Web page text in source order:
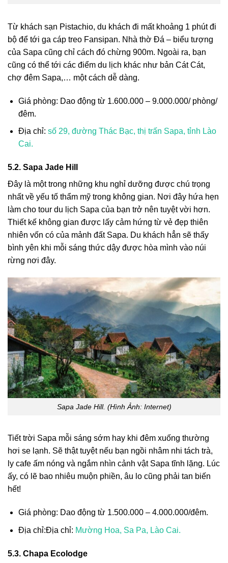
Từ khách sạn Pistachio, du khách đi mất khoảng 1 phút đi
bộ để tới ga cáp treo Fansipan. Nhà thờ Đá – biểu tượng
của Sapa cũng chỉ cách đó chừng 900m. Ngoài ra, bạn
cũng có thể tới các điểm du lịch khác như bản Cát Cát,
chợ đêm Sapa,… một cách dễ dàng.
Giá phòng: Dao động từ 1.600.000 – 9.000.000/ phòng/
đêm.
Địa chỉ: số 29, đường Thác Bạc, thị trấn Sapa, tỉnh Lào
Cai.
5.2. Sapa Jade Hill
Đây là một trong những khu nghỉ dưỡng được chú trọng
nhất về yếu tố thẩm mỹ trong không gian. Nơi đây hứa hẹn
làm cho tour du lịch Sapa của bạn trở nên tuyệt vời hơn.
Thiết kế không gian được lấy cảm hứng từ vẻ đẹp thiên
nhiên vốn có của mảnh đất Sapa. Du khách hẳn sẽ thấy
bình yên khi mỗi sáng thức dậy được hòa mình vào núi
rừng nơi đây.
Sapa Jade Hill. (Hình Ảnh: Internet)
Tiết trời Sapa mỗi sáng sớm hay khi đêm xuống thường
hơi se lạnh. Sẽ thật tuyệt nếu bạn ngồi nhâm nhi tách trà,
ly cafe ấm nóng và ngắm nhìn cảnh vật Sapa tĩnh lặng. Lúc
ấy, có lẽ bao nhiêu muộn phiền, âu lo cũng phải tan biến
hết!
Giá phòng: Dao động từ 1.500.000 – 4.000.000/đêm.
Địa chỉ:Địa chỉ: Mường Hoa, Sa Pa, Lào Cai.
5.3. Chapa Ecolodge